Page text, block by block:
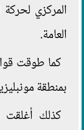
المركزي
العامة.
كما طوقت
بمنطقة
كذلك أغلقت